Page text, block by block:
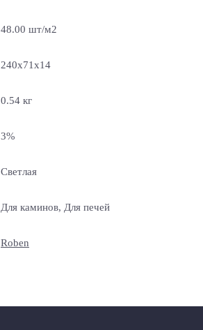
48.00 шт/м2
240x71x14
0.54 кг
3%
Светлая
Для каминов, Для печей
Roben